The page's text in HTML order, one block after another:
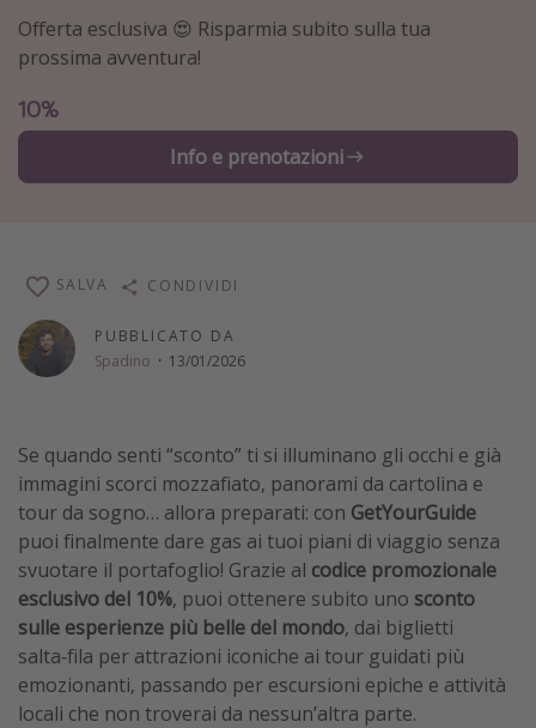
Vacanze last minute
Vacanze all inclusive
Vacanze di Pasqua 2026
Last minute capodanno
Viaggi per single
Altri argomenti
Festività del 2026
Città più visitate
Offerta esclusiva 😍 Risparmia subito sulla tua
prossima avventura!
10%
Info e prenotazioni
PUBBLICATO DA
Spadino · 13/01/2026
SALVA CONDIVIDI
Se quando senti “sconto” ti si illuminano gli occhi e già
immagini scorci mozzafiato, panorami da cartolina e
tour da sogno… allora preparati: con GetYourGuide
puoi finalmente dare gas ai tuoi piani di viaggio senza
svuotare il portafoglio! Grazie al codice promozionale
esclusivo del 10%, puoi ottenere subito uno sconto
sulle esperienze più belle del mondo, dai biglietti
salta‑fila per attrazioni iconiche ai tour guidati più
emozionanti, passando per escursioni epiche e attività
locali che non troverai da nessun’altra parte.